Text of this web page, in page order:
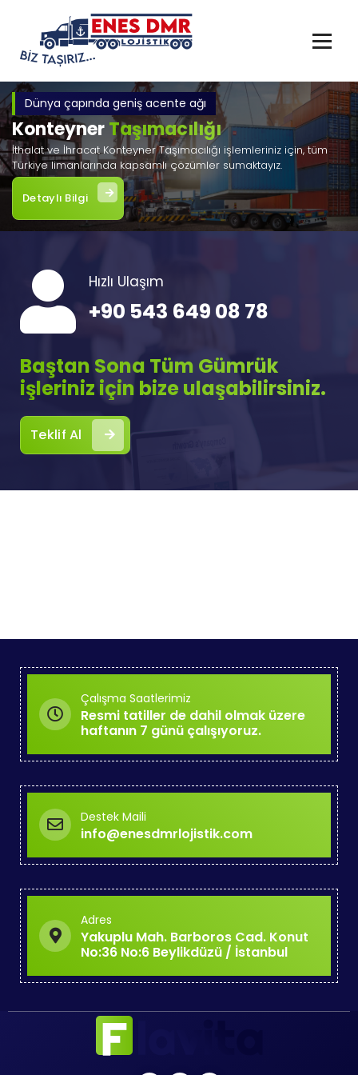
Dünya çapında geniş acente ağı
KonteynerTaşımacılığı
İthalat ve İhracat Konteyner Taşımacılığı işlemleriniz için, tüm
Türkiye limanlarında kapsamlı çözümler sumaktayız.
Detaylı Bilgi
Hızlı Ulaşım
+90 543 649 08 78
Baştan Sona Tüm Gümrük
işleriniz için bize ulaşabilirsiniz.
Teklif Al
Çalışma Saatlerimiz
Resmi tatiller de dahil olmak üzere
haftanın 7 günü çalışıyoruz.
Destek Maili
info@enesdmrlojistik.com
Adres
Yakuplu Mah. Barboros Cad. Konut
No:36 No:6 Beylikdüzü / İstanbul